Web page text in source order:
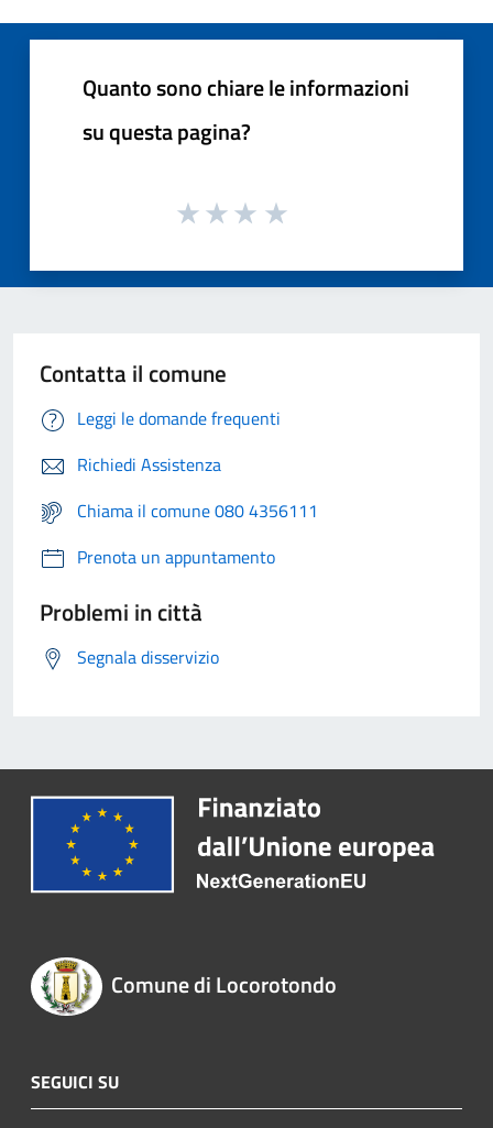
Quanto sono chiare le informazioni
su questa pagina?
Contatta il comune
Leggi le domande frequenti
Richiedi Assistenza
Chiama il comune 080 4356111
Prenota un appuntamento
Problemi in città
Segnala disservizio
Comune di Locorotondo
SEGUICI SU